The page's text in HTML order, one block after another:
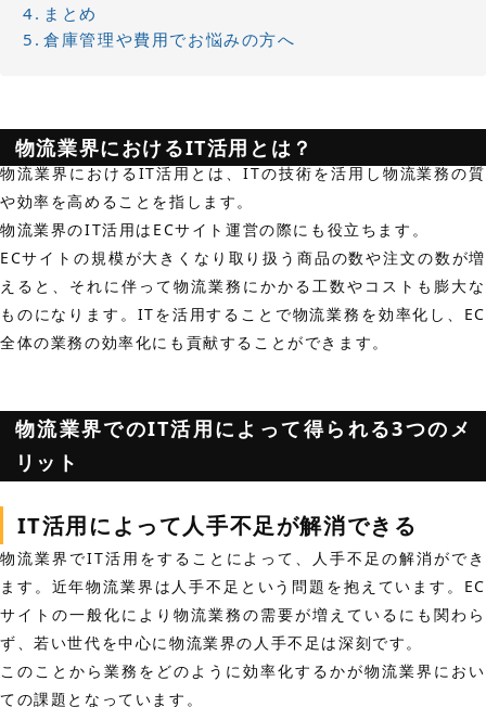
まとめ
倉庫管理や費用でお悩みの方へ
物流業界におけるIT活用とは？
物流業界におけるIT活用とは、ITの技術を活用し物流業務の質
や効率を高めることを指します。
物流業界のIT活用はECサイト運営の際にも役立ちます。
ECサイトの規模が大きくなり取り扱う商品の数や注文の数が増
えると、それに伴って物流業務にかかる工数やコストも膨大な
ものになります。ITを活用することで物流業務を効率化し、EC
全体の業務の効率化にも貢献することができます。
物流業界でのIT活用によって得られる3つのメ
リット
IT活用によって人手不足が解消できる
物流業界でIT活用をすることによって、人手不足の解消ができ
ます。 近年物流業界は人手不足という問題を抱えています。EC
サイトの一般化により物流業務の需要が増えているにも関わら
ず、若い世代を中心に物流業界の人手不足は深刻です。
このことから業務をどのように効率化するかが物流業界におい
ての課題となっています。